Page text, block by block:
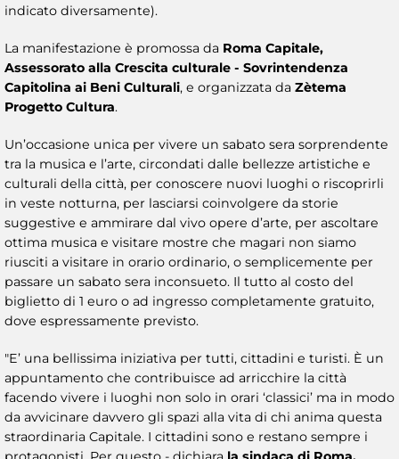
indicato diversamente).
La manifestazione è promossa da Roma Capitale,
Assessorato alla Crescita culturale - Sovrintendenza
Capitolina ai Beni Culturali, e organizzata da Zètema
Progetto Cultura.
Un’occasione unica per vivere un sabato sera sorprendente
tra la musica e l’arte, circondati dalle bellezze artistiche e
culturali della città, per conoscere nuovi luoghi o riscoprirli
in veste notturna, per lasciarsi coinvolgere da storie
suggestive e ammirare dal vivo opere d’arte, per ascoltare
ottima musica e visitare mostre che magari non siamo
riusciti a visitare in orario ordinario, o semplicemente per
passare un sabato sera inconsueto. Il tutto al costo del
biglietto di 1 euro o ad ingresso completamente gratuito,
dove espressamente previsto.
"E’ una bellissima iniziativa per tutti, cittadini e turisti. È un
appuntamento che contribuisce ad arricchire la città
facendo vivere i luoghi non solo in orari ‘classici’ ma in modo
da avvicinare davvero gli spazi alla vita di chi anima questa
straordinaria Capitale. I cittadini sono e restano sempre i